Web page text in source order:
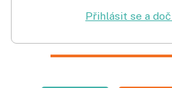
Přihlásit se a